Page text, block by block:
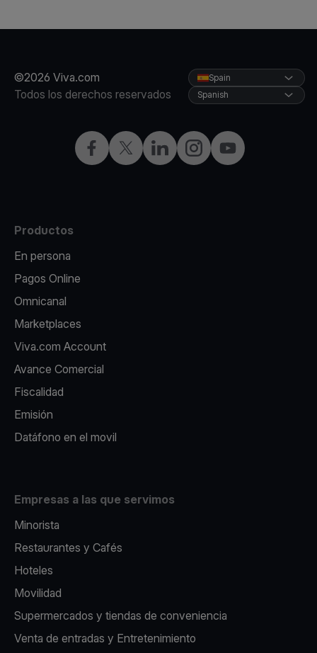
©2026 Viva.com
Todos los derechos reservados
Facebook
X LinkedInInstagramYouTube
Spain
Spanish
Productos
En persona
Pagos Online
Omnicanal
Marketplaces
Viva.com Account
Avance Comercial
Fiscalidad
Emisión
Datáfono en el movil
Empresas a las que servimos
Minorista
Restaurantes y Cafés
Hoteles
Movilidad
Supermercados y tiendas de conveniencia
Venta de entradas y Entretenimiento